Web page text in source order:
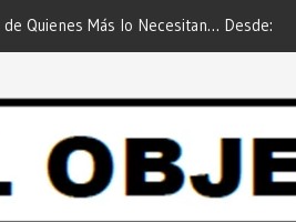
de Quienes Más lo Necesitan… Desde:
Regional”.